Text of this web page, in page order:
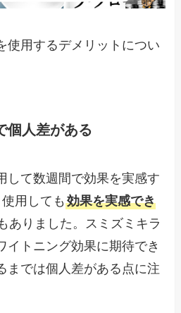
使用するデメリットについ
人差がある
して数週間で効果を実感す
用しても効果を実感でき
ありました。スミズミキラ
イトニング効果に期待でき
までは個人差がある点に注